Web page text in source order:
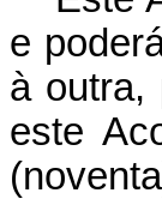
e
à outra,
este